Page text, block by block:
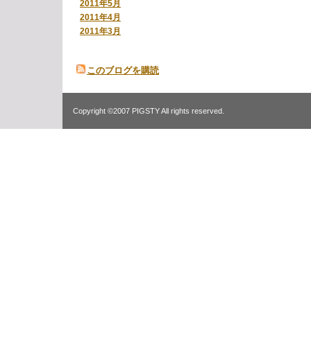
2011年5月
2011年4月
2011年3月
このブログを購読
Copyright ©2007 PIGSTY All rights reserved.